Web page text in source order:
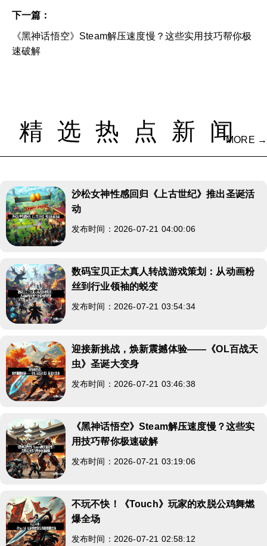
下一篇：
《黑神话悟空》Steam解压速度慢？这些实用技巧帮你极
速破解
精选热点新闻
MORE →
沙松女神性感回归《上古世纪》推出圣诞活
动
发布时间：2026-07-21 04:00:06
数码宝贝正太真人转战游戏策划：从动画粉
丝到行业领袖的蜕变
发布时间：2026-07-21 03:54:34
迎接新挑战，焕新震撼体验——《OL百战天
虫》圣诞大变身
发布时间：2026-07-21 03:46:38
《黑神话悟空》Steam解压速度慢？这些实
用技巧帮你极速破解
发布时间：2026-07-21 03:19:06
不玩不快！《Touch》玩家的欢脱公鸡舞燃
爆全场
发布时间：2026-07-21 02:58:12